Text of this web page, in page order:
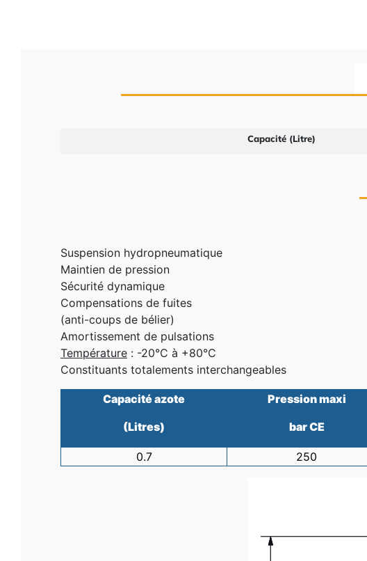
Capacité (Litre)
Suspension hydropneumatique
Maintien de pression
Sécurité dynamique
Compensations de fuites
(anti-coups de bélier)
Amortissement de pulsations
Température : -20°C à +80°C
Constituants totalements interchangeables
Capacité azote
(Litres)
Pression maxi
bar CE
0.7
250